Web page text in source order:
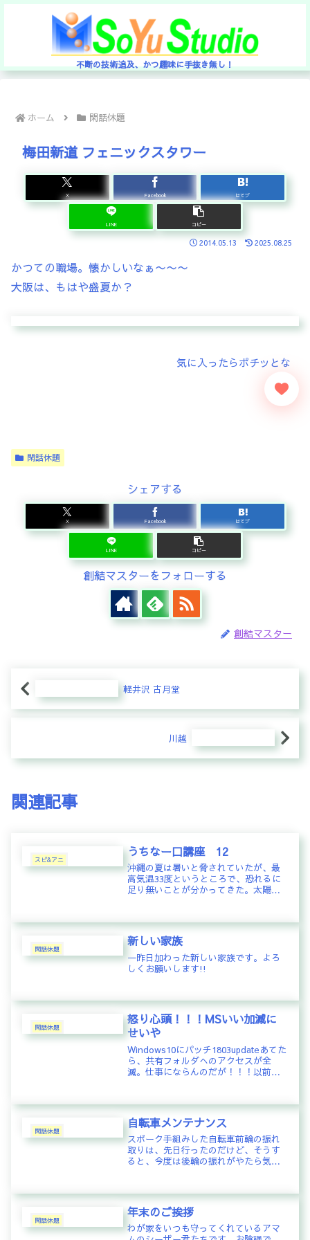
不断の技術追及、かつ趣味に手抜き無し！
ホーム 閑話休題
梅田新道 フェニックスタワー
X Facebook はてブ
LINE コピー
2014.05.13 2025.08.25
かつての職場。懐かしいなぁ〜〜〜
大阪は、もはや盛夏か？
閑話休題
シェアする
X Facebook はてブ
LINE コピー
創結マスターをフォローする
創結マスター
軽井沢 古月堂
川越
関連記事
スピ&アニ
うちなー口講座 12
沖縄の夏は暑いと脅されていたが、最
高気温33度というところで、恐れるに
足り無いことが分かってきた。太陽の
しやすく、地面からの放射熱もほとん
ど感じられないほど。都心部のコン
ク...
閑話休題
新しい家族
一昨日加わった新しい家族です。よろ
しくお願いします!!
閑話休題
怒り心頭！！！MSいい加減に
せいや
Windows10にパッチ1803updateあてた
ら、共有フォルダへのアクセスが全
滅。仕事にならんのだが！！！以前か
なる。ほんっとうに、こんな屑OS使わ
んとならん状...
閑話休題
自転車メンテナンス
スポーク手組みした自転車前輪の振れ
取りは、先日行ったのだけど、そうす
ると、今度は後輪の振れがやたら気に
ーキパッドを幅0.5mmくらいでリムに
寄せ、車輪を回転させてパッドにリ...
閑話休題
年末のご挨拶
わが家をいつも守ってくれているアマ